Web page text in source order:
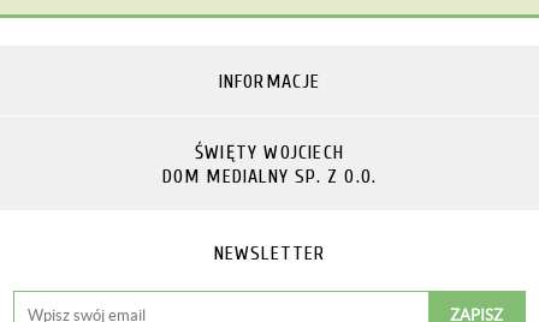
INFORMACJE
ŚWIĘTY WOJCIECH
DOM MEDIALNY SP. Z O.O.
NEWSLETTER